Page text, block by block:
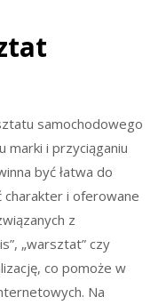
samochodowego
marki i przyciąganiu
być łatwa do
charakter i oferowane
z
„warsztat” czy
co pomoże w
Na